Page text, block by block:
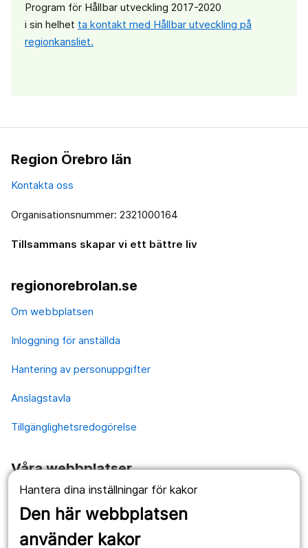
Hantera dina inställningar för kakor
Den här webbplatsen
använder kakor
Program för Hållbar utveckling 2017-2020
i sin helhet ta kontakt med Hållbar utveckling på
regionkansliet.
Region Örebro län
Kontakta oss
Organisationsnummer: 2321000164
Tillsammans skapar vi ett bättre liv
regionorebrolan.se
Om webbplatsen
Inloggning för anställda
Hantering av personuppgifter
Anslagstavla
Tillgänglighetsredogörelse
Våra webbplatser
1177.se
Länstrafiken